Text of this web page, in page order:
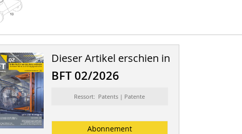
Dieser Artikel erschien in
BFT 02/2026
Ressort: Patents | Patente
Abonnement